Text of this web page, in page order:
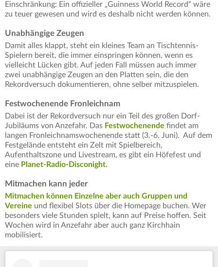
Einschränkung: Ein offizieller „Guinness World Record“ wäre
zu teuer gewesen und wird es deshalb nicht werden können.
Unabhängige Zeugen
Damit alles klappt, steht ein kleines Team an Tischtennis-
Spielern bereit, die immer einspringen können, wenn es
vielleicht Lücken gibt. Auf jeden Fall müssen auch immer
zwei unabhängige Zeugen an den Platten sein, die den
Rekordversuch dokumentieren, ohne selber mitzuspielen.
Festwochenende Fronleichnam
Dabei ist der Rekordversuch nur ein Teil des großen Dorf-
Jubiläums von Anzefahr. Das Festwochenende findet am
langen Fronleichnamswochenende statt (3.-6. Juni). Auf dem
Festgelände entsteht ein Zelt mit Spielbereich,
Aufenthaltszone und Livestream, es gibt ein Höfefest und
eine Planet-Radio-Disconight.
Mitmachen kann jeder
Mitmachen können Einzelne aber auch Gruppen und
Vereine und flexibel Slots über die Homepage buchen. Wer
besonders viele Stunden spielt, kann auf Preise hoffen. Seit
Wochen wird in Anzefahr aber auch ganz Kirchhain
mobilisiert.